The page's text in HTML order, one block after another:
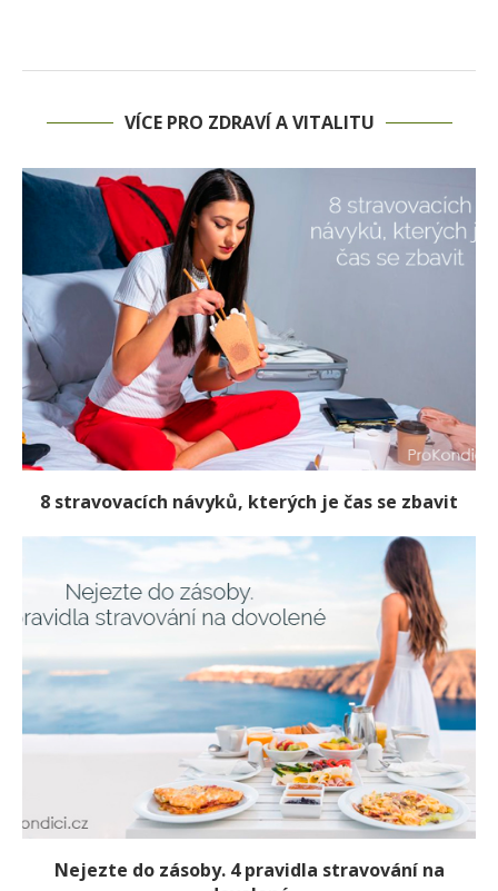
VÍCE PRO ZDRAVÍ A VITALITU
8 stravovacích návyků, kterých je čas se zbavit
Nejezte do zásoby. 4 pravidla stravování na